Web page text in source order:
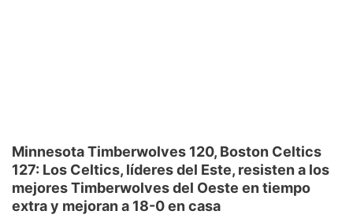
Minnesota Timberwolves 120, Boston Celtics
127: Los Celtics, líderes del Este, resisten a los
mejores Timberwolves del Oeste en tiempo
extra y mejoran a 18-0 en casa